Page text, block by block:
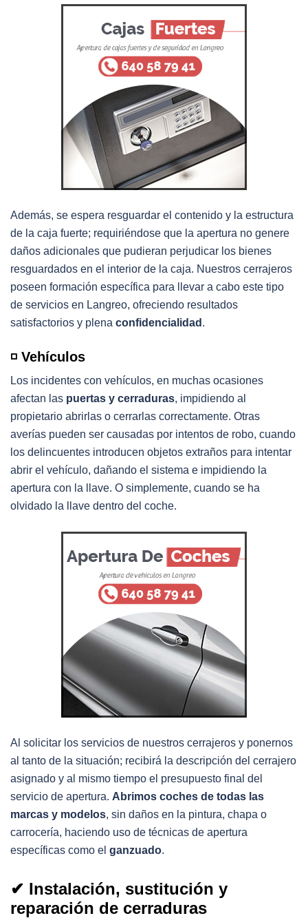
Además, se espera resguardar el contenido y la estructura
de la caja fuerte; requiriéndose que la apertura no genere
daños adicionales que pudieran perjudicar los bienes
resguardados en el interior de la caja. Nuestros cerrajeros
poseen formación específica para llevar a cabo este tipo
de servicios en Langreo, ofreciendo resultados
satisfactorios y plena confidencialidad .
◽️ Vehículos
Los incidentes con vehículos, en muchas ocasiones
afectan las puertas y cerraduras, impidiendo al
propietario abrirlas o cerrarlas correctamente. Otras
averías pueden ser causadas por intentos de robo, cuando
los delincuentes introducen objetos extraños para intentar
abrir el vehículo, dañando el sistema e impidiendo la
apertura con la llave. O simplemente, cuando se ha
olvidado la llave dentro del coche.
Al solicitar los servicios de nuestros cerrajeros y ponernos
al tanto de la situación; recibirá la descripción del cerrajero
asignado y al mismo tiempo el presupuesto final del
servicio de apertura. Abrimos coches de todas las
marcas y modelos, sin daños en la pintura, chapa o
carrocería, haciendo uso de técnicas de apertura
específicas como el ganzuado.
✔ Instalación, sustitución y
reparación de cerraduras